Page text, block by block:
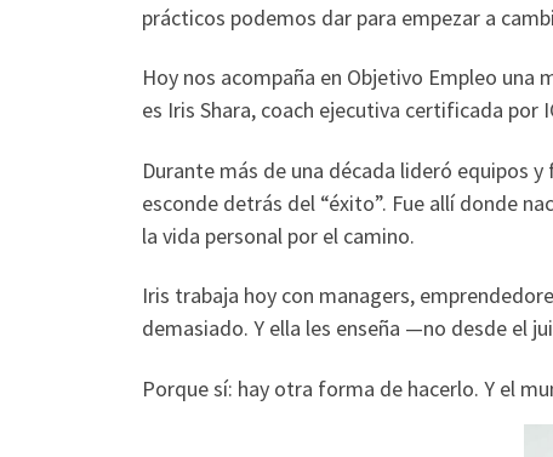
prácticos podemos dar para empezar a
Hoy nos acompaña en Objetivo Empleo
es Iris Shara, coach ejecutiva certificada por
Durante más de una década lideró equipos
esconde detrás del “éxito”. Fue allí donde
la vida personal por el camino.
Iris trabaja hoy con managers,
demasiado. Y ella les enseña —no desde el
Porque sí: hay otra forma de hacerlo. Y el